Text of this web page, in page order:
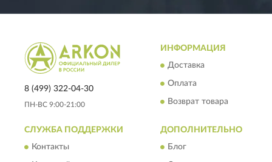
8 (499) 322-04-30
ПН-ВС 9:00-21:00
ИНФОРМАЦИЯ
Доставка
Оплата
Возврат товара
СЛУЖБА ПОДДЕРЖКИ
Контакты
ДОПОЛНИТЕЛЬНО
Блог